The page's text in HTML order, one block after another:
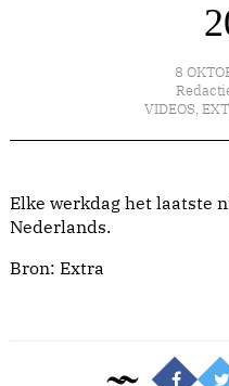
8
VIDEOS,
Elke werkdag het laatste
Nederlands.
Bron: Extra